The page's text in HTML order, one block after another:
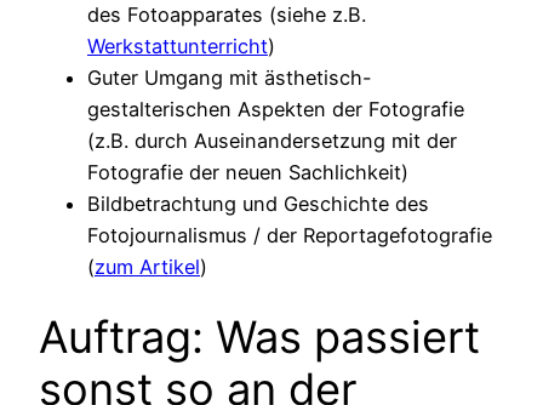
des Fotoapparates (siehe z.B.
Werkstattunterricht)
Guter Umgang mit ästhetisch-
gestalterischen Aspekten der Fotografie
(z.B. durch Auseinandersetzung mit der
Fotografie der neuen Sachlichkeit)
Bildbetrachtung und Geschichte des
Fotojournalismus / der Reportagefotografie
(zum Artikel)
Auftrag: Was passiert
sonst so an der